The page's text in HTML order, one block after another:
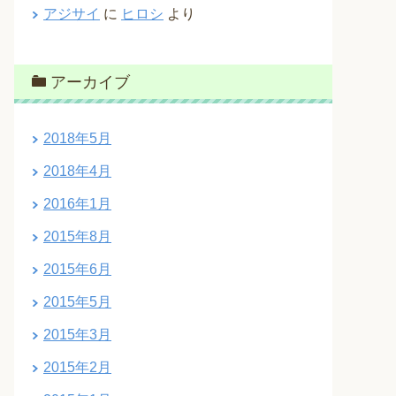
アジサイ に ヒロシ より
アーカイブ
2018年5月
2018年4月
2016年1月
2015年8月
2015年6月
2015年5月
2015年3月
2015年2月